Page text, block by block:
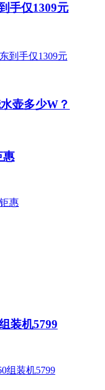
手仅1309元
壶多少W？
惠
装机5799